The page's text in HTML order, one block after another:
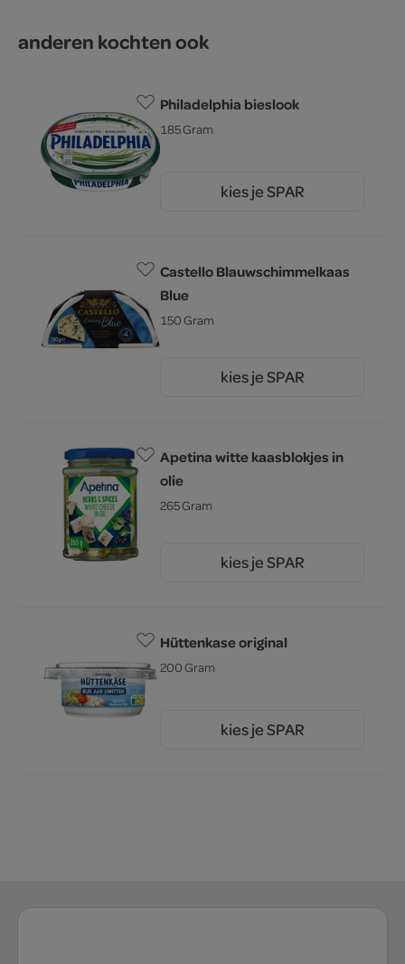
anderen kochten ook
Philadelphia bieslook
185 Gram
kies je SPAR
Castello Blauwschimmelkaas
Blue
150 Gram
kies je SPAR
Apetina witte kaasblokjes in
olie
265 Gram
kies je SPAR
Hüttenkase original
200 Gram
kies je SPAR